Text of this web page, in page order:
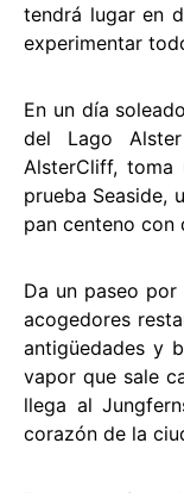
tendrá lugar en
experimentar
En un día
del Lago
AlsterCliff, toma
prueba Seaside,
pan centeno con
Da un paseo
acogedores
antigüedades y
vapor que sale
llega al
corazón de la